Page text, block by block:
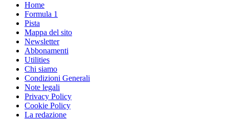
Home
Formula 1
Pista
Mappa del sito
Newsletter
Abbonamenti
Utilities
Chi siamo
Condizioni Generali
Note legali
Privacy Policy
Cookie Policy
La redazione